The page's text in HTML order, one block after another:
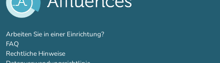
Arbeiten Sie in einer Einrichtung?(new tab)
FAQ
Rechtliche Hinweise